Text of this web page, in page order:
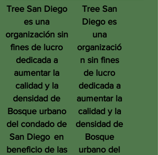
Tree San Diego
es una
organización sin
fines de lucro
dedicada a
aumentar la
calidad y la
densidad de
Bosque urbano
del condado de
San Diego en
beneficio de las
Tree San
Diego es
una
organizació
n sin fines
de lucro
dedicada a
aumentar la
calidad y la
densidad de
Bosque
urbano del